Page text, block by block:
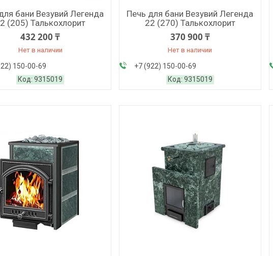
бани Везувий Легенда
(205) Талькохлорит
432 200 ₸
Нет в наличии
150-00-69
9315019
Печь для бани Везувий Легенда
22 (270) Талькохлорит
370 900 ₸
Нет в наличии
+7 (922) 150-00-69
9315019